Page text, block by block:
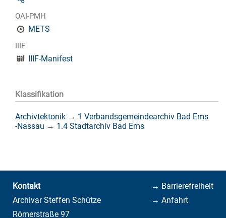
OAI-PMH
METS
IIIF
IIIF-Manifest
Klassifikation
Archivtektonik → 1 Verbandsgemeindearchiv Bad Ems
-Nassau → 1.4 Stadtarchiv Bad Ems
→ Barrierefreiheit
→ Anfahrt
Kontakt
Archivar Steffen Schütze
Römerstraße 97